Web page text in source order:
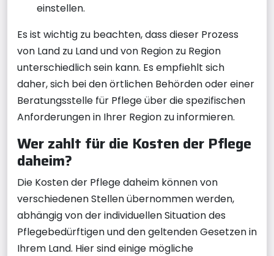
einstellen.
Es ist wichtig zu beachten, dass dieser Prozess
von Land zu Land und von Region zu Region
unterschiedlich sein kann. Es empfiehlt sich
daher, sich bei den örtlichen Behörden oder einer
Beratungsstelle für Pflege über die spezifischen
Anforderungen in Ihrer Region zu informieren.
Wer zahlt für die Kosten der Pflege
daheim?
Die Kosten der Pflege daheim können von
verschiedenen Stellen übernommen werden,
abhängig von der individuellen Situation des
Pflegebedürftigen und den geltenden Gesetzen in
Ihrem Land. Hier sind einige mögliche